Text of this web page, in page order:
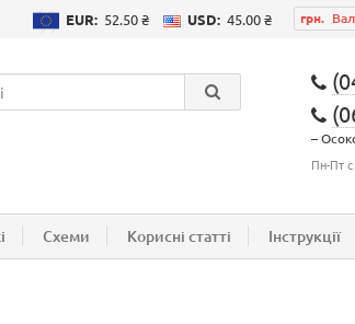
грн.
EUR: 52.50 ₴ USD: 45.00 ₴
–
Пн-Пт
Схеми Корисні статті Інструкції